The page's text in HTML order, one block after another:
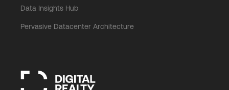
Data Insights Hub
Pervasive Datacenter Architecture